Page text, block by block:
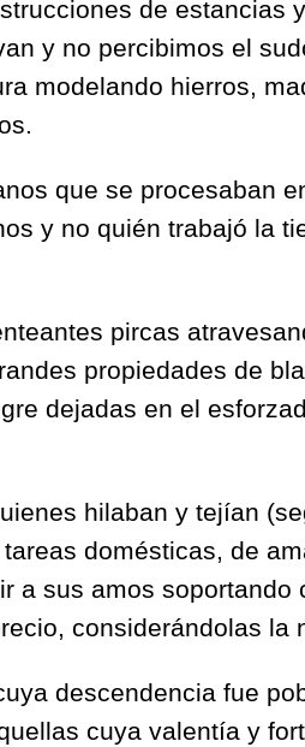
de estancias
y no percibimos el
modelando hierros,
que se procesaban
y no quién trabajó la
pircas
propiedades de
dejadas en el
hilaban y tejían
domésticas, de
a sus amos soportando
considerándolas la
descendencia fue
cuya valentía y